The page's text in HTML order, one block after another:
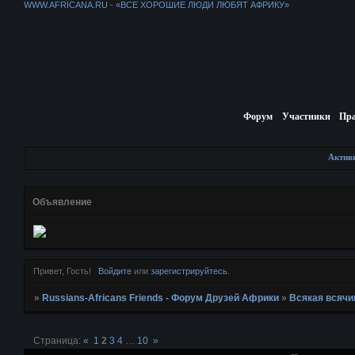
WWW.AFRICANA.RU - «ВСЕ ХОРОШИЕ ЛЮДИ ЛЮБЯТ АФРИКУ»
Форум Участники
Объявление
Привет, Гость! Войдитеили зарегистрируйтесь.
» Russians-Africans Friends - Форум Друзей Африки » Всякая
Страница:« 1 2 3 4 10 »